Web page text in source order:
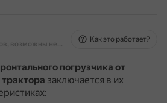
На основе источников, возможны неточности
Как это работает?
погрузчика от
заключается в их